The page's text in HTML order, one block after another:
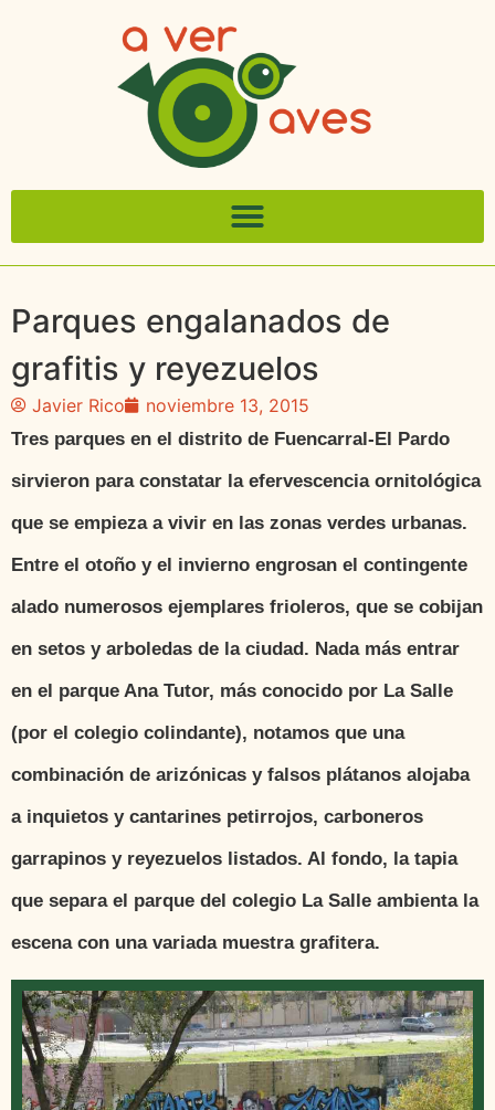
Parques engalanados de
grafitis y reyezuelos
Javier Rico noviembre 13, 2015
Tres parques en el distrito de Fuencarral-El Pardo
sirvieron para constatar la efervescencia ornitológica
que se empieza a vivir en las zonas verdes urbanas.
Entre el otoño y el invierno engrosan el contingente
alado numerosos ejemplares frioleros, que se cobijan
en setos y arboledas de la ciudad. Nada más entrar
en el parque Ana Tutor, más conocido por La Salle
(por el colegio colindante), notamos que una
combinación de arizónicas y falsos plátanos alojaba
a inquietos y cantarines petirrojos, carboneros
garrapinos y reyezuelos listados. Al fondo, la tapia
que separa el parque del colegio La Salle ambienta la
escena con una variada muestra grafitera.